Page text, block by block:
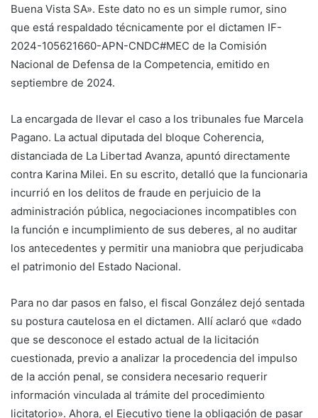
Buena Vista SA». Este dato no es un simple rumor, sino
que está respaldado técnicamente por el dictamen IF-
2024-105621660-APN-CNDC#MEC de la Comisión
Nacional de Defensa de la Competencia, emitido en
septiembre de 2024.
La encargada de llevar el caso a los tribunales fue Marcela
Pagano. La actual diputada del bloque Coherencia,
distanciada de La Libertad Avanza, apuntó directamente
contra Karina Milei. En su escrito, detalló que la funcionaria
incurrió en los delitos de fraude en perjuicio de la
administración pública, negociaciones incompatibles con
la función e incumplimiento de sus deberes, al no auditar
los antecedentes y permitir una maniobra que perjudicaba
el patrimonio del Estado Nacional.
Para no dar pasos en falso, el fiscal González dejó sentada
su postura cautelosa en el dictamen. Allí aclaró que «dado
que se desconoce el estado actual de la licitación
cuestionada, previo a analizar la procedencia del impulso
de la acción penal, se considera necesario requerir
información vinculada al trámite del procedimiento
licitatorio». Ahora, el Ejecutivo tiene la obligación de pasar